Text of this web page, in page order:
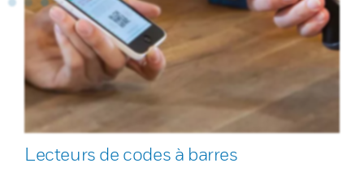
Lecteurs de codes à barres